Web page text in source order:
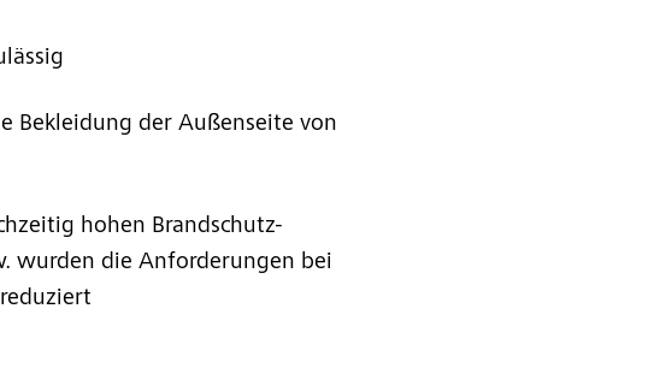
Bekleidung der Außenseite von
hohen Brandschutz-
wurden die Anforderungen bei